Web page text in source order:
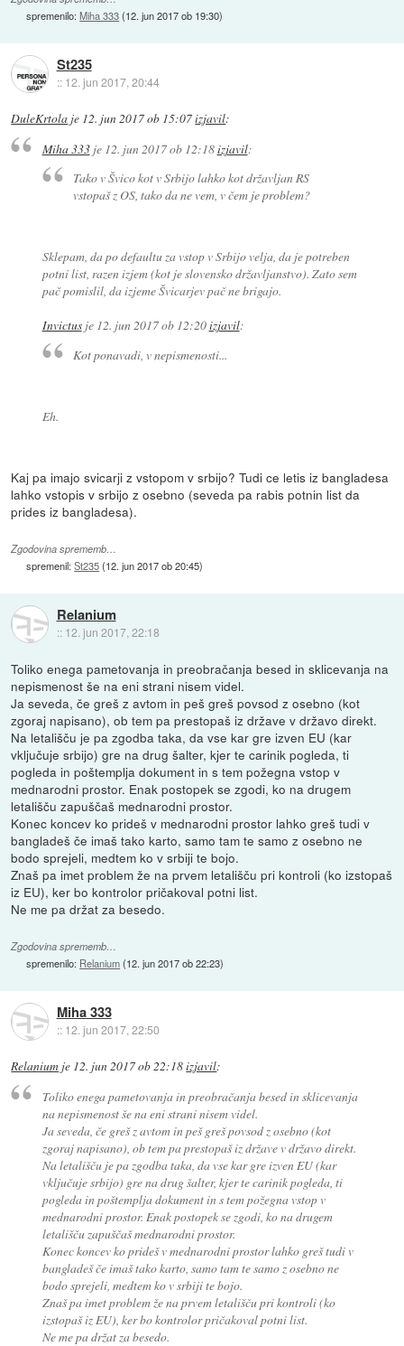
spremenilo:Miha 333(12. jun 2017 ob 19:30)
St235
:: 12. jun 2017, 20:44
DuleKrtola je 12. jun 2017 ob 15:07izjavil:
Miha 333je 12. jun 2017 ob 12:18izjavil:
Tako v Švico kot v Srbijo lahko kot državljan RS
vstopaš z OS, tako da ne vem, v čem je problem?
Sklepam, da po defaultu za vstop v Srbijo velja, da je potreben
potni list, razen izjem (kot je slovensko državljanstvo). Zato sem
pač pomislil, da izjeme Švicarjev pač ne brigajo.
Invictusje 12. jun 2017 ob 12:20izjavil:
Kot ponavadi, v nepismenosti...
Eh.
Kaj pa imajo svicarji z vstopom v srbijo? Tudi ce letis iz bangladesa
lahko vstopis v srbijo z osebno (seveda pa rabis potnin list da
prides iz bangladesa).
Zgodovina sprememb…
spremenil:St235(12. jun 2017 ob 20:45)
Relanium
:: 12. jun 2017, 22:18
Toliko enega pametovanja in preobračanja besed in sklicevanja na
nepismenost še na eni strani nisem videl.
Ja seveda, če greš z avtom in peš greš povsod z osebno (kot
zgoraj napisano), ob tem pa prestopaš iz države v državo direkt.
Na letališču je pa zgodba taka, da vse kar gre izven EU (kar
vključuje srbijo) gre na drug šalter, kjer te carinik pogleda, ti
pogleda in poštemplja dokument in s tem požegna vstop v
mednarodni prostor. Enak postopek se zgodi, ko na drugem
letališču zapuščaš mednarodni prostor.
Konec koncev ko prideš v mednarodni prostor lahko greš tudi v
bangladeš če imaš tako karto, samo tam te samo z osebno ne
bodo sprejeli, medtem ko v srbiji te bojo.
Znaš pa imet problem že na prvem letališču pri kontroli (ko izstopaš
iz EU), ker bo kontrolor pričakoval potni list.
Ne me pa držat za besedo.
Zgodovina sprememb…
spremenilo: Relanium(12. jun 2017 ob 22:23)
Miha 333
:: 12. jun 2017, 22:50
Relanium je 12. jun 2017 ob 22:18izjavil:
Toliko enega pametovanja in preobračanja besed in sklicevanja
na nepismenost še na eni strani nisem videl.
Ja seveda, če greš z avtom in peš greš povsod z osebno (kot
zgoraj napisano), ob tem pa prestopaš iz države v državo direkt.
Na letališču je pa zgodba taka, da vse kar gre izven EU (kar
vključuje srbijo) gre na drug šalter, kjer te carinik pogleda, ti
pogleda in poštemplja dokument in s tem požegna vstop v
mednarodni prostor. Enak postopek se zgodi, ko na drugem
letališču zapuščaš mednarodni prostor.
Konec koncev ko prideš v mednarodni prostor lahko greš tudi v
bangladeš če imaš tako karto, samo tam te samo z osebno ne
bodo sprejeli, medtem ko v srbiji te bojo.
Znaš pa imet problem že na prvem letališču pri kontroli (ko
izstopaš iz EU), ker bo kontrolor pričakoval potni list.
Ne me pa držat za besedo.